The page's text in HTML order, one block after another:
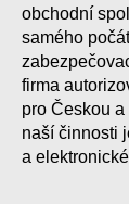
obchodní
samého
firma
pro Českou
naší činnosti
a